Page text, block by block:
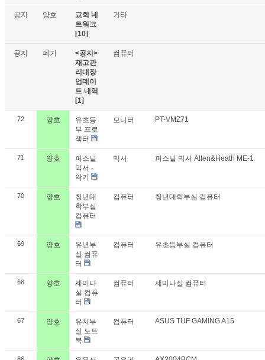
공지 양호
교회 네
트워크
[10]
기타
공지 폐기
<공지>
재고관
리대장
업데이
트 내역
[1]
컴퓨터
72 양호
유초등
부 프로
젝터
모니터 PT-VMZ71
71 양호
퍼스널
믹서 -
악기
믹서 퍼스널 믹서 Allen&Heath ME-1
70 양호
청년대
학부실
컴퓨터
컴퓨터 청년대학부실 컴퓨터
69 양호
유년부
실 컴퓨
터
컴퓨터 유초등부실 컴퓨터
68 양호
세미나
실 컴퓨
터
컴퓨터 세미나실 컴퓨터
67 양호
유치부
실 노트
북
컴퓨터 ASUS TUF GAMING A15